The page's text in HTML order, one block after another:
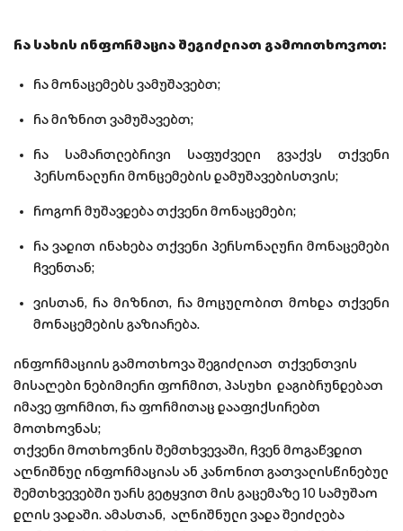
რა სახის ინფორმაცია შეგიძლიათ გამოითხოვოთ:
რა მონაცემებს ვამუშავებთ;
რა მიზნით ვამუშავებთ;
რა სამართლებრივი საფუძველი გვაქვს თქვენი
პერსონალური მონცემების დამუშავებისთვის;
როგორ მუშავდება თქვენი მონაცემები;
რა ვადით ინახება თქვენი პერსონალური მონაცემები
ჩვენთან;
ვისთან, რა მიზნით, რა მოცულობით მოხდა თქვენი
მონაცემების გაზიარება.
ინფორმაციის გამოთხოვა შეგიძლიათ თქვენთვის
მისაღები ნებიმიერი ფორმით, პასუხი დაგიბრუნდებათ
იმავე ფორმით, რა ფორმითაც დააფიქსირებთ
მოთხოვნას;
თქვენი მოთხოვნის შემთხვევაში, ჩვენ მოგაწვდით
აღნიშნულ ინფორმაციას ან კანონით გათვალისწინებულ
შემთხვევებში უარს გეტყვით მის გაცემაზე 10 სამუშაო
დღის ვადაში. ამასთან, აღნიშნული ვადა შეიძლება